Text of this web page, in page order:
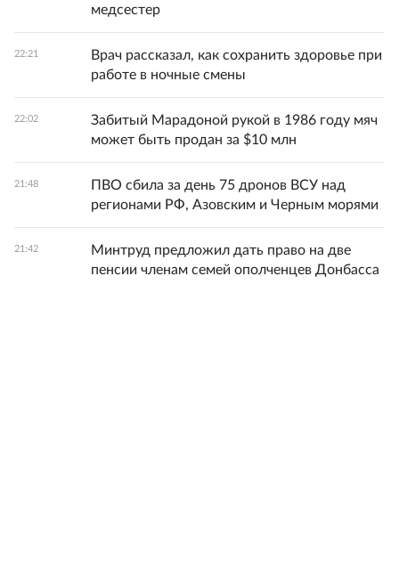
медсестер
22:21
Врач рассказал, как сохранить здоровье при
работе в ночные смены
22:02
Забитый Марадоной рукой в 1986 году мяч
может быть продан за $10 млн
21:48
ПВО сбила за день 75 дронов ВСУ над
регионами РФ, Азовским и Черным морями
21:42
Минтруд предложил дать право на две
пенсии членам семей ополченцев Донбасса